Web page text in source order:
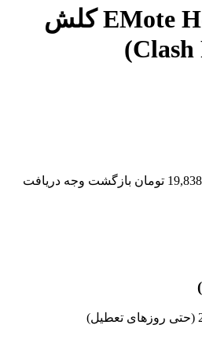
آفر EMote Hog DanCe کلش
بازگشت وجه دریافت